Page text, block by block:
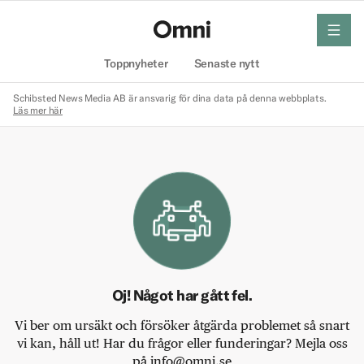
Toppnyheter Senaste nytt
meny
Schibsted News Media AB är ansvarig för dina data på denna webbplats.
Läs mer här
Oj! Något har gått fel.
Vi ber om ursäkt och försöker åtgärda problemet så snart
vi kan, håll ut! Har du frågor eller funderingar? Mejla oss